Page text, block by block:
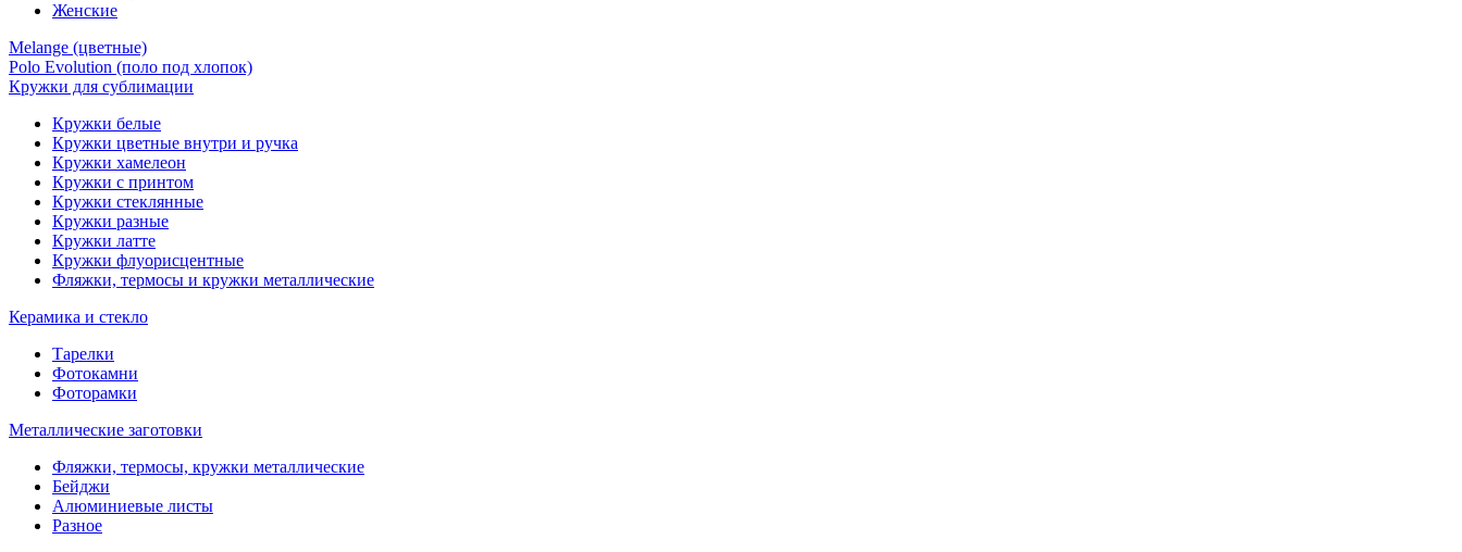
Женские
Melange (цветные)
Polo Evolution (поло под хлопок)
Кружки для сублимации
Кружки белые
Кружки цветные внутри и ручка
Кружки хамелеон
Кружки c принтом
Кружки стеклянные
Кружки разные
Кружки латте
Кружки флуорисцентные
Фляжки, термосы и кружки металлические
Керамика и стекло
Тарелки
Фотокамни
Фоторамки
Металлические заготовки
Фляжки, термосы, кружки металлические
Бейджи
Алюминиевые листы
Разное